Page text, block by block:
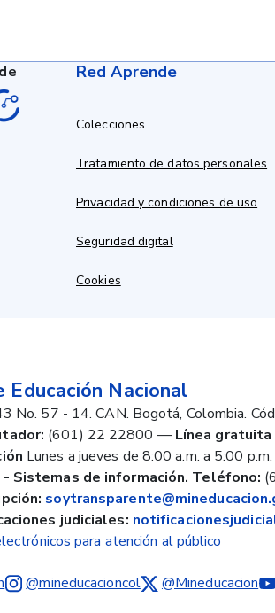
Red Aprende
Colecciones
Tratamiento de datos personales
Privacidad y condiciones de uso
Seguridad digital
Cookies
Educación Nacional
No. 57 - 14. CAN. Bogotá, Colombia.
(601) 22 22800 — Línea
Lunes a jueves de 8:00 a.m. a 5:00
Sistemas de información. Teléfono:
judiciales:
para atención al público
@mineducacioncol @Mineducacion